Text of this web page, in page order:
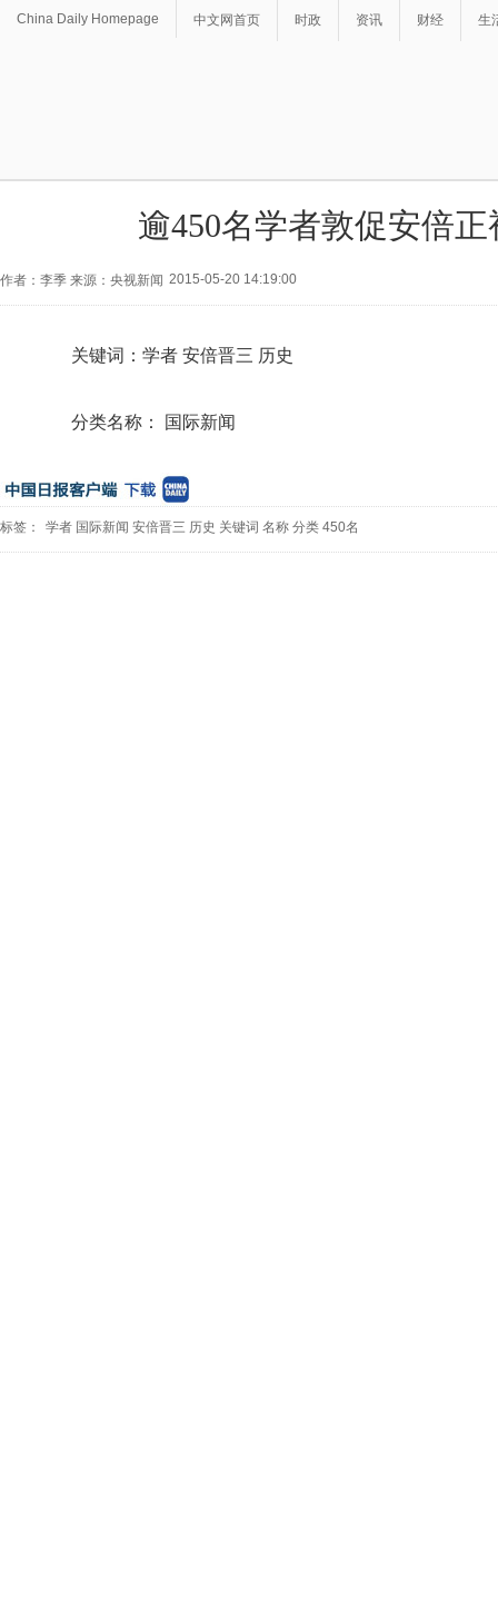
China Daily Homepage 中文网首页 时政 资讯 财经 生
逾450名学者敦促安倍
作者：李季 来源：央视新闻 2015-05-20 14:19:00
关键词：学者 安倍晋三 历史
分类名称： 国际新闻
标签： 学者 国际新闻 安倍晋三 历史 关键词 名称 分类 450名